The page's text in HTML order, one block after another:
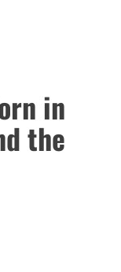
in
the